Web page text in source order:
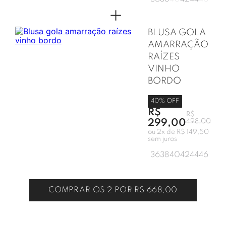
+
BLUSA GOLA
AMARRAÇÃO
RAÍZES
VINHO
BORDO
40% OFF
R$
299,00
R$
498,00
ou 2x de R$ 149,50
sem juros
363840424446
COMPRAR OS 2 POR R$ 668,00